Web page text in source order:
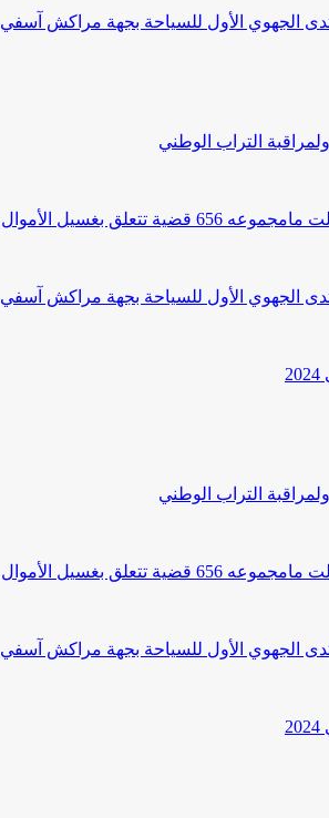
الجهوي الأول للسياحة بجهة مراكش آسفي
التراب الوطني
الجهوي الأول للسياحة بجهة مراكش آسفي
التراب الوطني
الجهوي الأول للسياحة بجهة مراكش آسفي